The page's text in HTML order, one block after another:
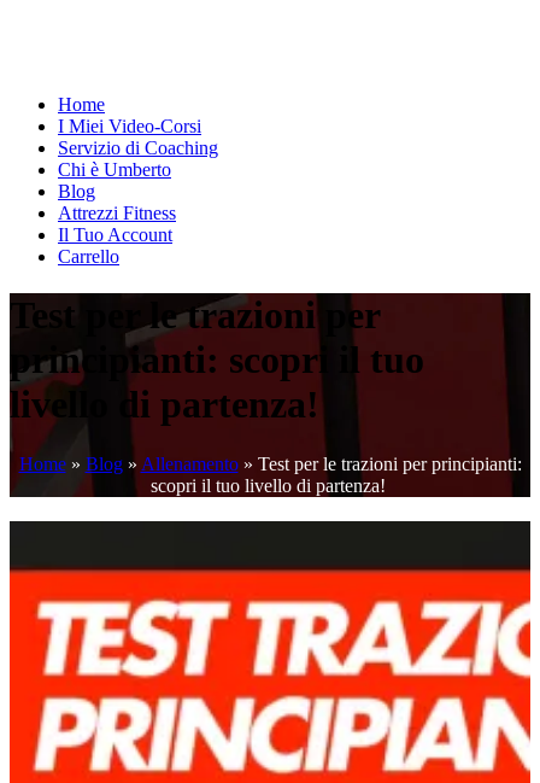
Home
I Miei Video-Corsi
Servizio di Coaching
Chi è Umberto
Blog
Attrezzi Fitness
Il Tuo Account
Carrello
Test per le trazioni per
principianti: scopri il tuo
livello di partenza!
Home» Blog» Allenamento» Test per le trazioni per principianti:
scopri il tuo livello di partenza!